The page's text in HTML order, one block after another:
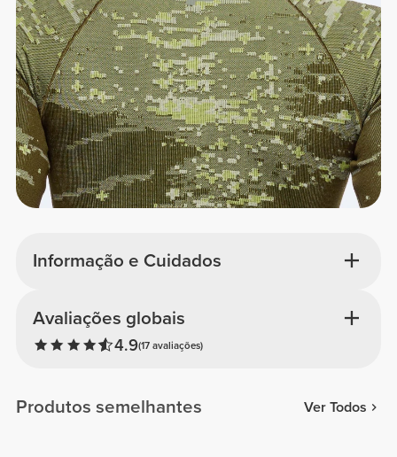
Informação e Cuidados
Avaliações globais
4.9(17 avaliações)
Produtos semelhantes Ver Todos